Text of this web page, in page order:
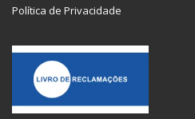
Política de Privacidade